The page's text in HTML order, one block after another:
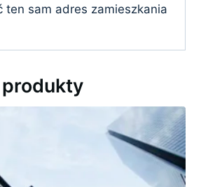
ten sam adres zamieszkania